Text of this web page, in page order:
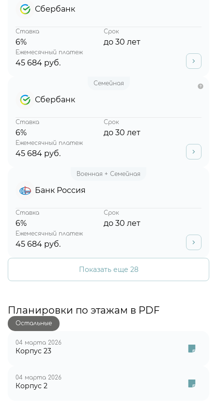
Сбербанк
Ставка
6%
Срок
до 30 лет
Ежемесячный платеж
45 684 руб.
Семейная
Сбербанк
Ставка
6%
Срок
до 30 лет
Ежемесячный платеж
45 684 руб.
Военная + Семейная
Банк Россия
Ставка
6%
Срок
до 30 лет
Ежемесячный платеж
45 684 руб.
Показать еще 28
Планировки по этажам в PDF
Остальные
04 марта 2026
Корпус 23
04 марта 2026
Корпус 2